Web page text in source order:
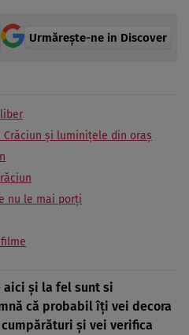
Urmărește-ne in Discover
și luminițele din oraș
nu le mai porți
aici și la fel sunt si
că probabil îți vei decora
și vei verifica